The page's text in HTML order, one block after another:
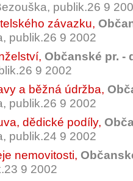
publik.26 9
závazku,
publik.26 9 2002
, Občanské pr. -
9 2002
a běžná údržba,
publik.26 9 2002
dědické podíly,
publik.24 9 2002
nemovitosti,
9 2002